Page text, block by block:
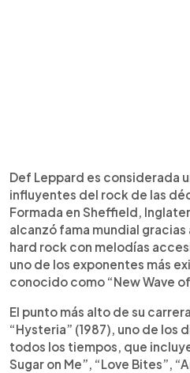
Def Leppard es considerada
influyentes del rock de las
Formada en Sheffield,
alcanzó fama mundial
hard rock con melodías
uno de los exponentes más
conocido como “New Wave
El punto más alto de su
“Hysteria” (1987), uno de los
todos los tiempos, que
Sugar on Me”, “Love Bites”,